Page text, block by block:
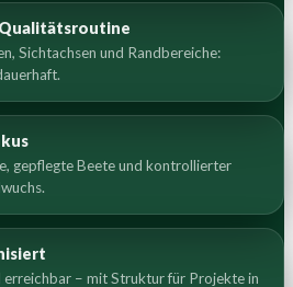
Sichtachsen und Randbereiche:
gepflegte Beete und kontrollierter
erreichbar – mit Struktur für Projekte in